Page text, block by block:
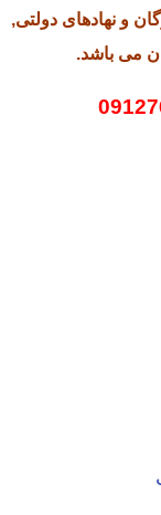
و نهادهای دولتی,
می باشد.